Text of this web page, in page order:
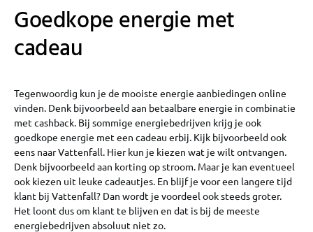
Goedkope energie met
cadeau
Tegenwoordig kun je de mooiste energie aanbiedingen online
vinden. Denk bijvoorbeeld aan betaalbare energie in combinatie
met cashback. Bij sommige energiebedrijven krijg je ook
goedkope energie met een cadeau erbij. Kijk bijvoorbeeld ook
eens naar Vattenfall. Hier kun je kiezen wat je wilt ontvangen.
Denk bijvoorbeeld aan korting op stroom. Maar je kan eventueel
ook kiezen uit leuke cadeautjes. En blijf je voor een langere tijd
klant bij Vattenfall? Dan wordt je voordeel ook steeds groter.
Het loont dus om klant te blijven en dat is bij de meeste
energiebedrijven absoluut niet zo.